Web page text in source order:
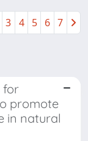
3 4 5 6 7
for
promote
in natural